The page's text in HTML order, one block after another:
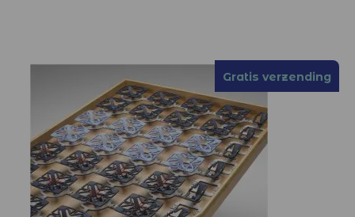
Gratis verzending